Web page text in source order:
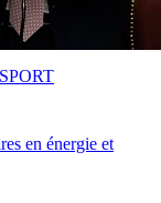
en énergie et